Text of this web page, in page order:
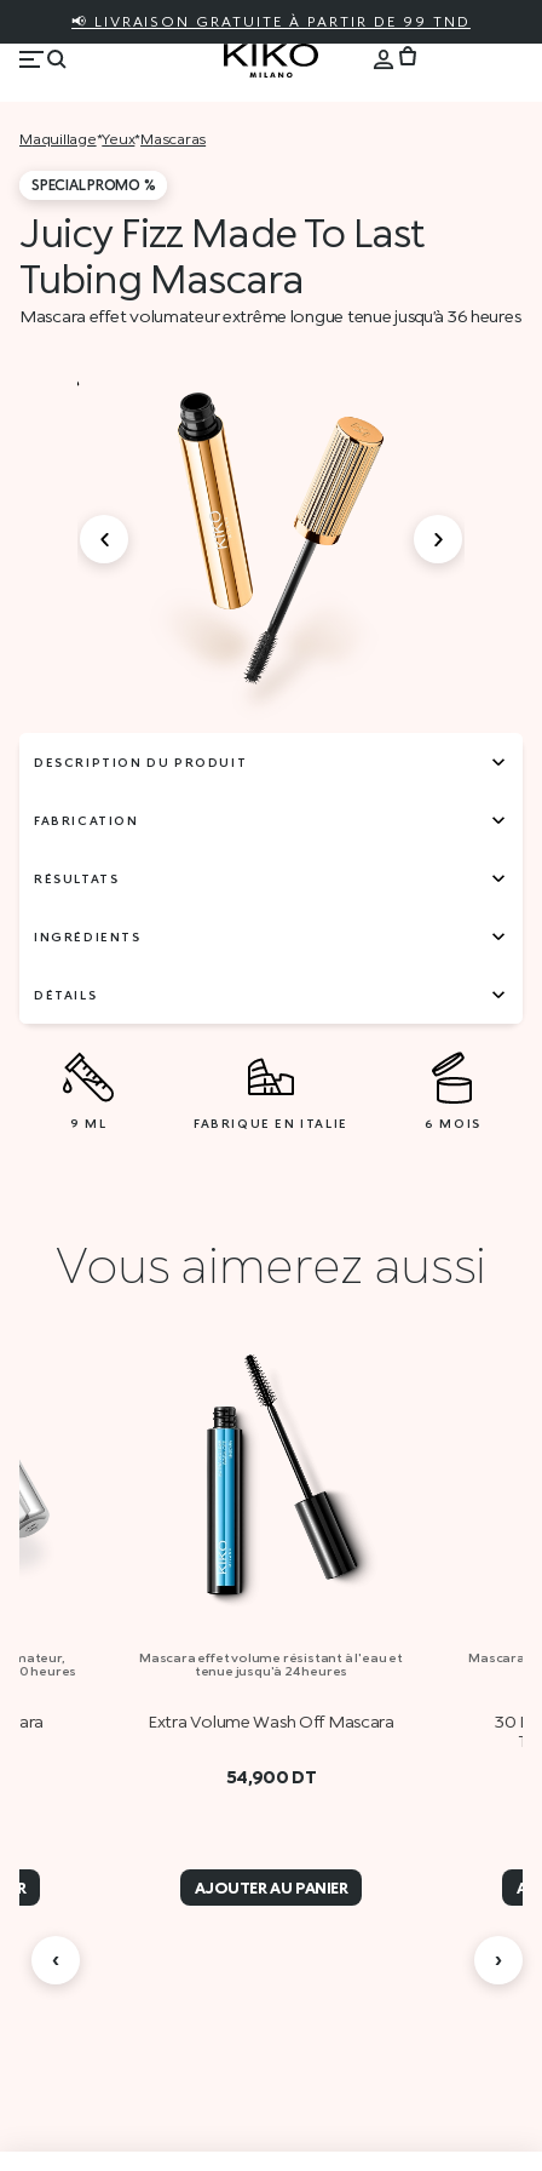
📢 LIVRAISON GRATUITE À PARTIR DE 99 TND
maquillage* yeux* mascaras
SPECIAL PROMO %
Juicy Fizz Made To Last
Tubing Mascara
Mascara effet volumateur extrême longue tenue jusqu’à 36 heures
DESCRIPTION DU PRODUIT
FABRICATION
RÉSULTATS
INGRÉDIENTS
DÉTAILS
9 ML FABRIQUE EN ITALIE 6 MOIS
Vous aimerez aussi
10 heures
Mascara effet volume résistant à l'eau et
tenue jusqu'à 24 heures
Extra Volume Wash Off Mascara
54,900 DT
AJOUTER AU PANIER
Mascara
30
‹ ›